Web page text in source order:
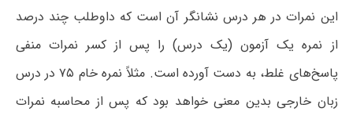
این نمرات در هر درس نشانگر آن است که داوطلب چند درصد
از نمره یک آزمون (یک درس) را پس از کسر نمرات منفی
پاسخ‌های غلط، به دست آورده است. مثلاً نمره خام ۷۵ در درس
زبان خارجی بدین معنی خواهد بود که پس از محاسبه نمرات